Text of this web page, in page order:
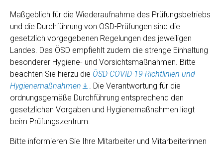
Maßgeblich für die Wiederaufnahme des Prüfungsbetriebs
und die Durchführung von ÖSD-Prüfungen sind die
gesetzlich vorgegebenen Regelungen des jeweiligen
Landes. Das ÖSD empfiehlt zudem die strenge Einhaltung
besonderer Hygiene- und Vorsichtsmaßnahmen. Bitte
beachten Sie hierzu die ÖSD-COVID-19-Richtlinien und
Hygienemaßnahmen
. Die Verantwortung für die
ordnungsgemäße Durchführung entsprechend den
gesetzlichen Vorgaben und Hygienemaßnahmen liegt
beim Prüfungszentrum.
Bitte informieren Sie Ihre Mitarbeiter und Mitarbeiterinnen